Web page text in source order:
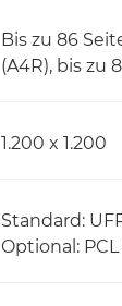
Bis zu 86
(A4R), bis zu
1.200 x 1.200
Standard:
Optional: